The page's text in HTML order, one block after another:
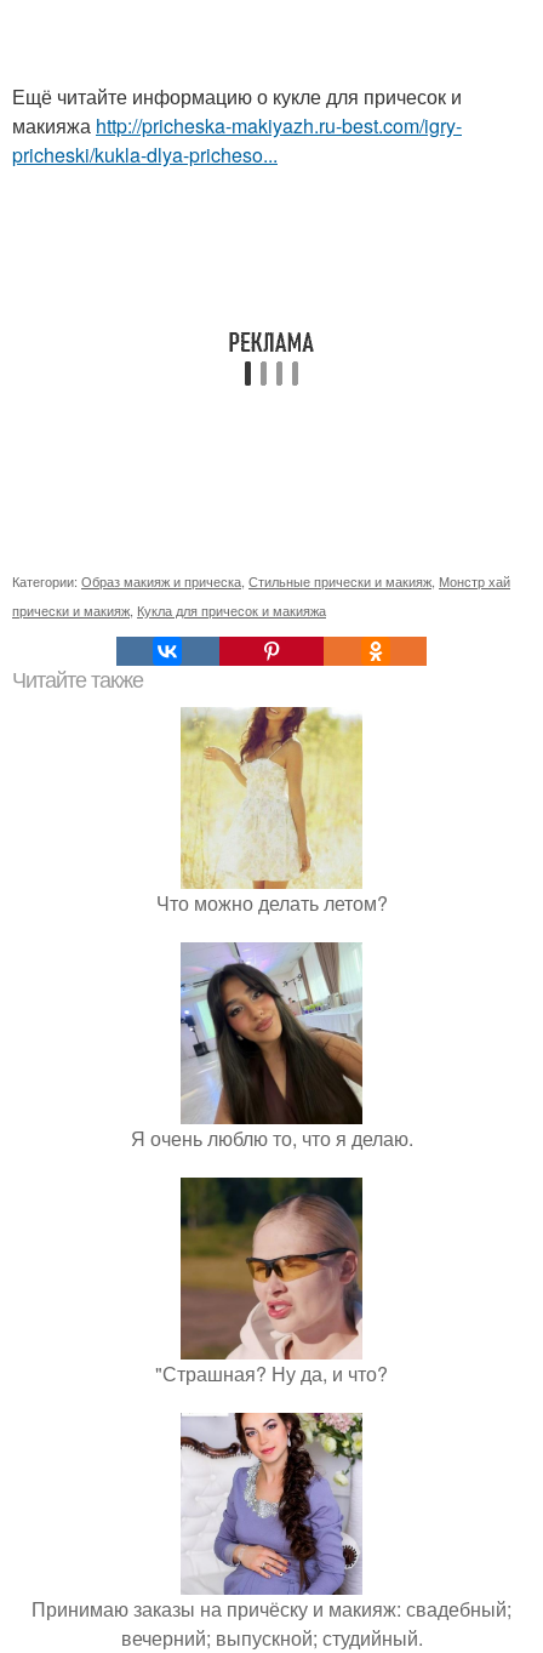
Ещё читайте информацию о кукле для причесок и
макияжа http://pricheska-makiyazh.ru-best.com/igry-
pricheski/kukla-dlya-pricheso...
Категории: Образ макияж и прическа Стильные прически и макияж Монстр хай
прически и макияж Кукла для причесок и макияжа
Читайте также
Что можно делать летом?
Я очень люблю то, что я делаю.
"Страшная? Ну да, и что?
Принимаю заказы на причёску и макияж: свадебный;
вечерний; выпускной; студийный.